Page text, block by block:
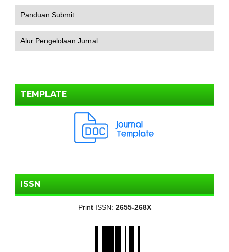
Panduan Submit
Alur Pengelolaan Jurnal
TEMPLATE
ISSN
Print ISSN: 2655-268X